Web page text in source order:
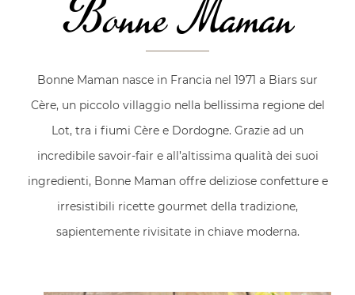
Bonne Maman
Bonne Maman nasce in Francia nel 1971 a Biars sur
Cère, un piccolo villaggio nella bellissima regione del
Lot, tra i fiumi Cère e Dordogne. Grazie ad un
incredibile savoir-fair e all’altissima qualità dei suoi
ingredienti, Bonne Maman offre deliziose confetture e
irresistibili ricette gourmet della tradizione,
sapientemente rivisitate in chiave moderna.